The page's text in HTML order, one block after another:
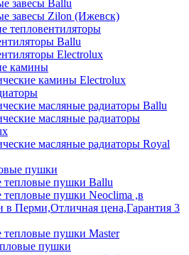
завесы Ballu
завесы Zilon (Ижевск)
тепловентиляторы
Ballu
Electrolux
камины
камины Electrolux
масляные радиаторы Ballu
масляные радиаторы
масляные радиаторы Royal
пушки
тепловые пушки Ballu
тепловые пушки Neoclima ,в
в Перми,Отличная цена,Гарантия 3
тепловые пушки Master
пушки